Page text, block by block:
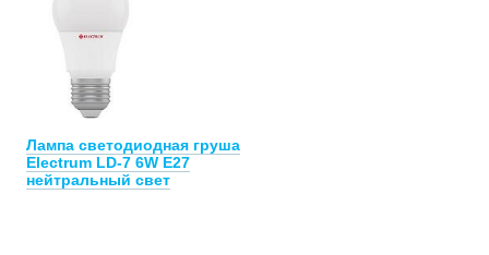
Лампа светодиодная груша
Electrum LD-7 6W E27
нейтральный свет